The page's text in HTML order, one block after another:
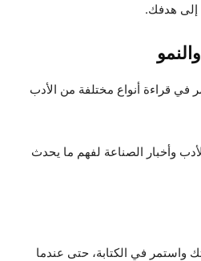
إلى هدفك.
في قراءة أنواع مختلفة من الأدب
وأخبار الصناعة لفهم ما يحدث
واستمر في الكتابة، حتى عندما